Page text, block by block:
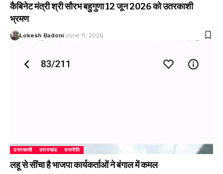
कैबिनेट मंत्री श्री सौरभ बहुगुणा 12 जून 2026 को उतरकाशी
भ्रमण
Lokesh Badoni June 11, 2026
उत्तरकाशी उत्तराखंड राजनीति
लहू से सींचा है भाजपा कार्यकर्ताओं ने बंगाल में कमल